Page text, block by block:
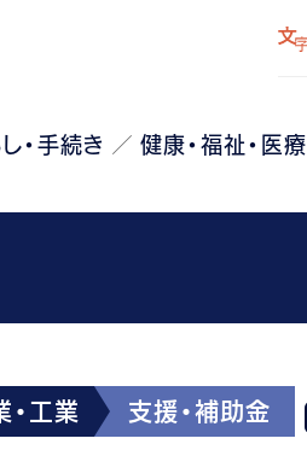
・手続き 健康・福祉・医療
・工業 支援・補助金